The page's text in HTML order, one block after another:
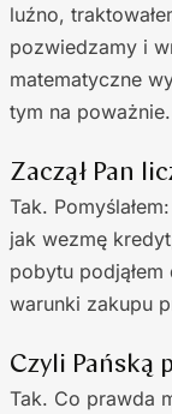
luźno,
pozwiedzamy i
matematyczne
tym na poważnie.
Zaczął Pan
Tak.
jak wezmę
pobytu
warunki zakupu
Czyli Pańską
Tak. Co prawda